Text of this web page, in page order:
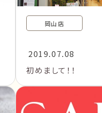
岡山店
2019.07.08
初めまして！！